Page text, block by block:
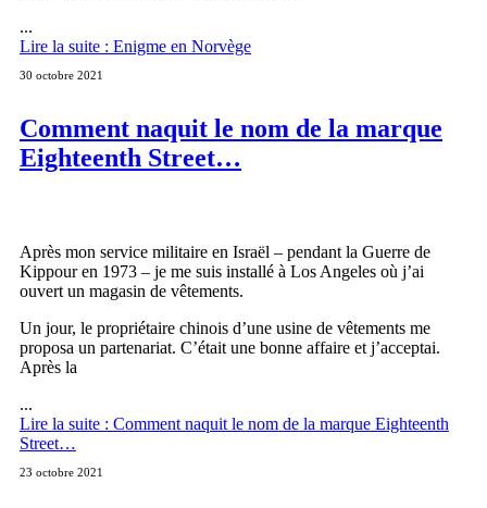
...
Lire la suite : Enigme en Norvège
30 octobre 2021
Comment naquit le nom de la marque
Eighteenth Street…
Après mon service militaire en Israël – pendant la Guerre de
Kippour en 1973 – je me suis installé à Los Angeles où j’ai
ouvert un magasin de vêtements.
Un jour, le propriétaire chinois d’une usine de vêtements me
proposa un partenariat. C’était une bonne affaire et j’acceptai.
Après la
...
Lire la suite : Comment naquit le nom de la marque Eighteenth
Street…
23 octobre 2021